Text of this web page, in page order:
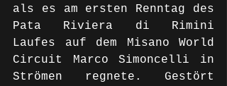
als es am ersten Renntag des
Pata Riviera di Rimini
Laufes auf dem Misano World
Circuit Marco Simoncelli in
Strömen regnete. Gestört